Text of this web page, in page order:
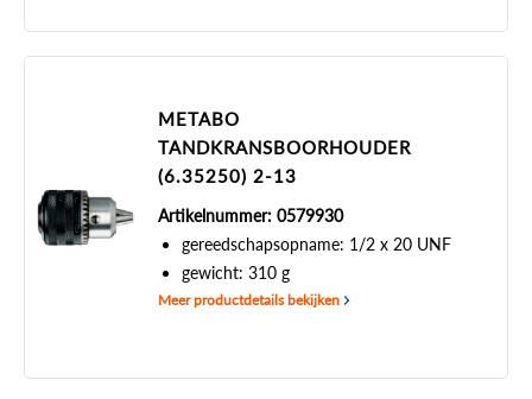
METABO
TANDKRANSBOORHOUDER
(6.35250) 2-13
Artikelnummer: 0579930
gereedschapsopname: 1/2 x 20 UNF
gewicht: 310 g
Meer productdetails bekijken